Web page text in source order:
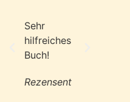
Sehr
hilfreiches
Buch!
Rezensent